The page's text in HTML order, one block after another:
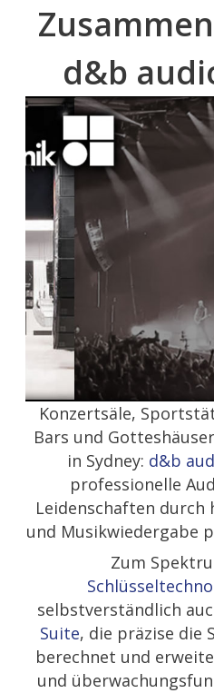
d&b
Konzertsäle,
Bars und
in Sydney: d&b
professionelle
Leidenschaften durch
und Musikwiedergabe
Zum
selbstverständlich
Suite, die präzise die
berechnet und
und